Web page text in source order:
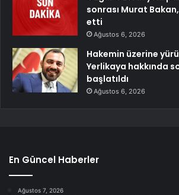
sonrası Murat
etti
Ağustos 6, 2026
Hakemin üzerine
Yerlikaya hakkında
başlatıldı
Ağustos 6, 2026
En Güncel Haberler
Ağustos 7, 2026